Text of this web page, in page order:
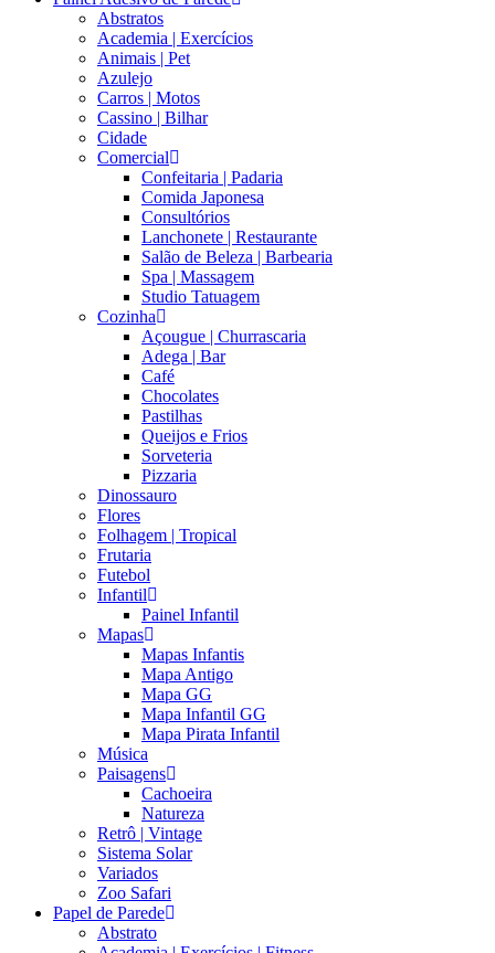
Abstratos
Academia | Exercícios
Animais | Pet
Azulejo
Carros | Motos
Cassino | Bilhar
Cidade
Comercial
Confeitaria | Padaria
Comida Japonesa
Consultórios
Lanchonete | Restaurante
Salão de Beleza | Barbearia
Spa | Massagem
Studio Tatuagem
Cozinha
Açougue | Churrascaria
Adega | Bar
Café
Chocolates
Pastilhas
Queijos e Frios
Sorveteria
Pizzaria
Dinossauro
Flores
Folhagem | Tropical
Frutaria
Futebol
Infantil
Painel Infantil
Mapas
Mapas Infantis
Mapa Antigo
Mapa GG
Mapa Infantil GG
Mapa Pirata Infantil
Música
Paisagens
Cachoeira
Natureza
Retrô | Vintage
Sistema Solar
Variados
Zoo Safari
Papel de Parede
Abstrato